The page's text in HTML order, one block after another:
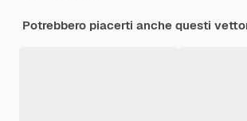
Potrebbero piacerti anche questi